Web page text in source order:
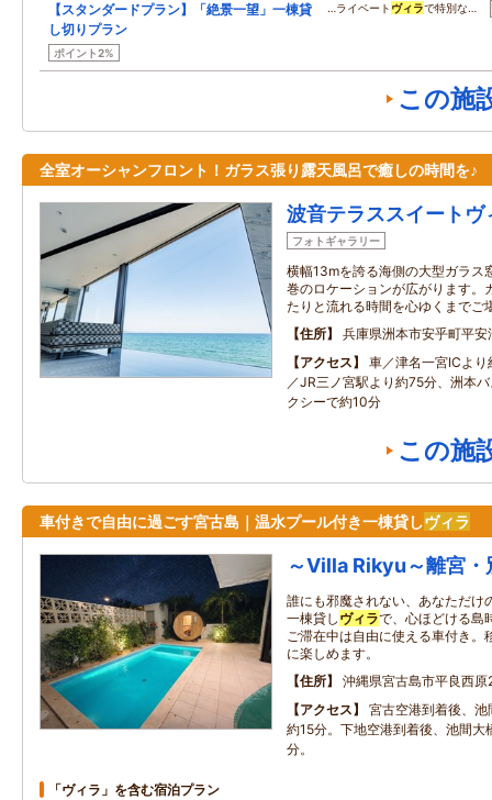
【スタンダードプラン】「絶景一望」一棟貸
し切りプラン
ポイント2%
…ライベート ヴィラで特別な…
この施
全室オーシャンフロント！ガラス張り露天風呂で癒しの時間を♪
波音テラススイートヴ
フォトギャラリー
横幅13mを誇る海側の大型ガラス
巻のロケーションが広がります。
たりと流れる時間を心ゆくまでご
住所
兵庫県洲本市安乎町平
アクセス
車／津名一宮ICよ
／JR三ノ宮駅より約75分、洲本
クシーで約10分
この施
車付きで自由に過ごす宮古島｜温水プール付き一棟貸しヴィラ
～Villa Rikyu～離宮・
誰にも邪魔されない、あなただけ
一棟貸し ヴィラで、心ほどける島
ご滞在中は自由に使える車付き。
に楽しめます。
住所
沖縄県宮古島市平良西原
アクセス
宮古空港到着後、
約15分。下地空港到着後、池間大
分。
「ヴィラ」を含む宿泊プラン